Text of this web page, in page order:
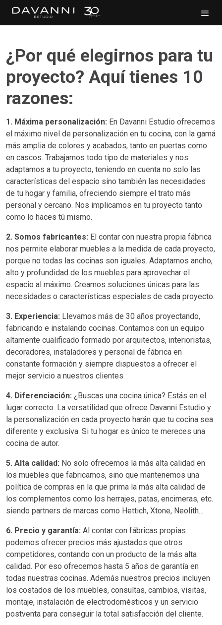
¿Por qué elegirnos para tu
proyecto? Aquí tienes 10
razones:
1. Máxima personalización: En Davanni Estudio ofrecemos
el máximo nivel de personalización en tu cocina, con la gamá
más amplia de colores y acabados, tanto en puertas como
en cascos. Trabajamos todo tipo de materiales y nos
adaptamos a tu proyecto, teniendo en cuenta no solo las
características del espacio sino también las necesidades
de tu hogar y familia, ofreciendo siempre el trato más
personal y cercano. Nos implicamos en tu proyecto tanto
como lo haces tú mismo.
2. Somos fabricantes: El contar con nuestra propia fábrica
nos permite elaborar muebles a la medida de cada proyecto,
porque no todas las cocinas son iguales. Adaptamos ancho,
alto y profundidad de los muebles para aprovechar el
espacio al máximo. Creamos soluciones únicas para las
necesidades o características especiales de cada proyecto.
3. Experiencia: Llevamos más de 30 años proyectando,
fabricando e instalando cocinas. Contamos con un equipo
altamente cualificado formado por arquitectos, interioristas,
decoradores, instaladores y personal de fábrica en
constante formación y siempre dispuestos a ofrecer el
mejor servicio a nuestros clientes.
4. Diferenciación: ¿Buscas una cocina única? Estás en el
lugar correcto. La versatilidad que ofrece Davanni Estudio y
la personalización en cada proyecto harán que tu cocina sea
diferente y exclusiva. Si tu hogar es único te mereces una
cocina de autor.
5. Alta calidad: No solo ofrecemos la más alta calidad en
los muebles que fabricamos, sino que mantenemos una
política de compras en la que prima la más alta calidad de
los complementos como los herrajes, patas, encimeras, etc.
siendo partners de marcas como Hettich, Xtone, Neolith...
6. Precio y garantía: Al contar con fábricas propias
podemos ofrecer precios más ajustados que otros
competidores, contando con un producto de la más alta
calidad. Por eso ofrecemos hasta 5 años de garantía en
todas nuestras cocinas. Además nuestros precios incluyen
los costados de los muebles, consultas, cambios, visitas,
montaje, instalación de electrodomésticos y un servicio
postventa para conseguir la total satisfacción del cliente.